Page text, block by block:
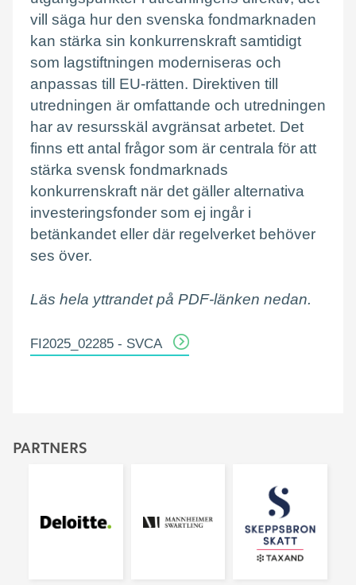
vill säga hur den svenska fondmarknaden
kan stärka sin konkurrenskraft samtidigt
som lagstiftningen moderniseras och
anpassas till EU-rätten. Direktiven till
utredningen är omfattande och utredningen
har av resursskäl avgränsat arbetet. Det
finns ett antal frågor som är centrala för att
stärka svensk fondmarknads
konkurrenskraft när det gäller alternativa
investeringsfonder som ej ingår i
betänkandet eller där regelverket behöver
ses över.
Läs hela yttrandet på PDF-länken nedan.
FI2025_02285 - SVCA
PARTNERS